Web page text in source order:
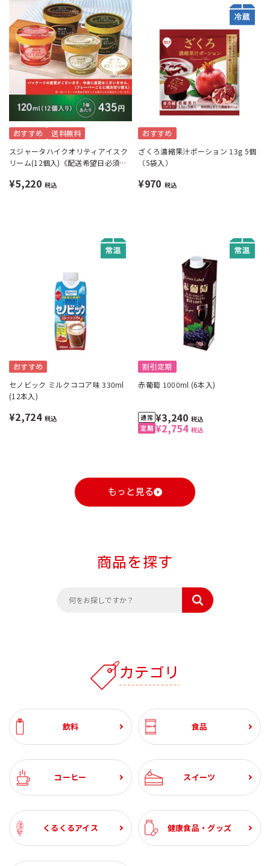
おすすめ 送料無料
スジャータハイクオリティアイスク
リーム(12個入)《配送希望日必須※
¥5,220 税込
おすすめ
ざくろ濃縮果汁ポーション 13g 5個
（5袋入）
¥970 税込
おすすめ
セノビック ミルクココア味 330ml
(12本入)
¥2,724 税込
割引定期
赤葡萄 1000ml (6本入)
¥2,754 税込
¥3,240 税込
もっと見る
商品を探す
カテゴリ
飲料 食品
コーヒー スイーツ
くるくるアイス 健康食品・グッズ